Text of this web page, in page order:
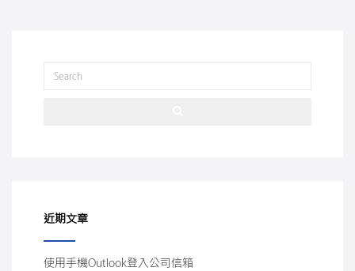
近期文章
使用手機Outlook登入公司信箱